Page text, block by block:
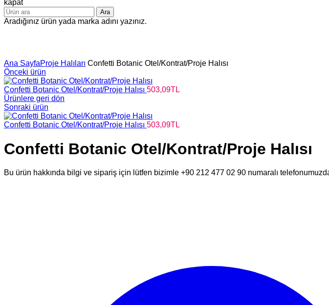
kapat
Ara
Aradığınız ürün yada marka adını yazınız.
Ana SayfaProje Halıları Confetti Botanic Otel/Kontrat/Proje Halısı
Önceki ürün
Confetti Botanic Otel/Kontrat/Proje Halısı 503,09TL
Ürünlere geri dön
Sonraki ürün
Confetti Botanic Otel/Kontrat/Proje Halısı 503,09TL
Confetti Botanic Otel/Kontrat/Proje Halısı
Bu ürün hakkında bilgi ve sipariş için lütfen bizimle +90 212 477 02 90 numaralı